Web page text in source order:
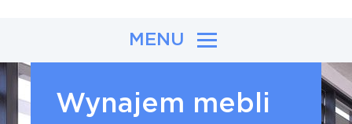
MENU
Wynajem mebli